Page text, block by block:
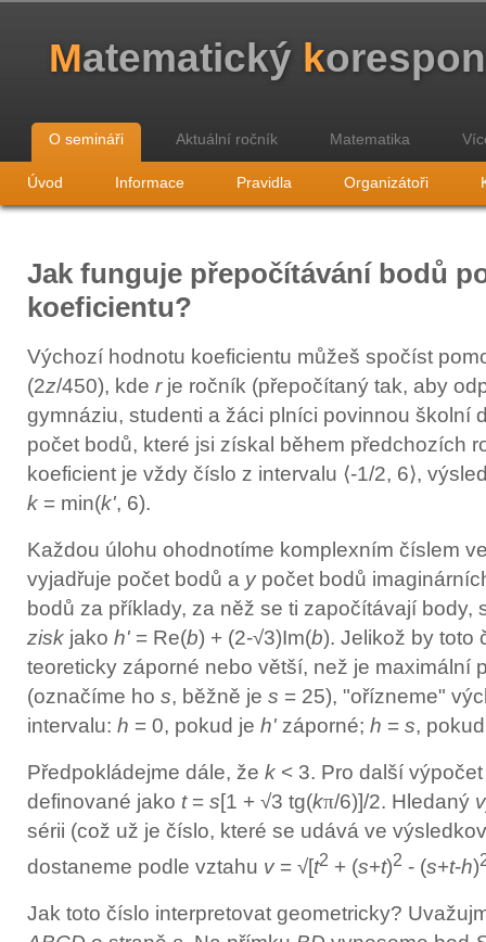
Matematický k
O semináři Aktuální ročník Matematika
Úvod Informace Pravidla Organizátoři
Jak funguje přepočítávání bodů
koeficientu?
Výchozí hodnotu koeficientu můžeš spočíst
(2z/450), kde rje ročník (přepočítaný tak, aby
gymnáziu, studenti a žáci plníci povinnou školní
počet bodů, které jsi získal během předchozích
koeficient je vždy číslo z intervalu ⟨-1/2, 6⟩,
k = min(k', 6).
Každou úlohu ohodnotíme komplexním číslem
vyjadřuje počet bodů a ypočet bodů
bodů za příklady, za něž se ti započítávají body,
zisk jako h' = Re(b) + (2-√3)Im(b). Jelikož by toto
teoreticky záporné nebo větší, než je maximální
(označíme ho s, běžně je s = 25), "ořízneme"
intervalu: h = 0, pokud je h' záporné; h = s,
Předpokládejme dále, že k < 3. Pro další
definované jako t= s[1 + √3 tg(kπ/6)]/2. Hledaný
sérii (což už je číslo, které se udává ve
dostaneme podle vztahu v = √[t2 + (s+t)2 - (s+t-h)
Jak toto číslo interpretovat geometricky?